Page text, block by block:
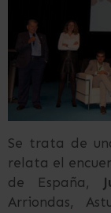
Se trata de
relata el
de España,
Arriondas,